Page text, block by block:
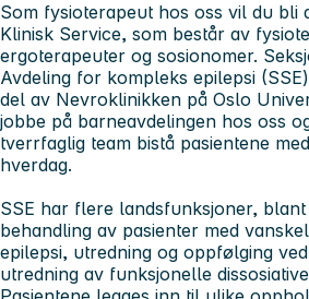
Som fysioterapeut hos oss vil du bli
Klinisk Service, som består av
ergoterapeuter og sosionomer.
Avdeling for kompleks epilepsi
del av Nevroklinikken på Oslo
jobbe på barneavdelingen hos oss
tverrfaglig team bistå pasientene
hverdag.
SSE har flere landsfunksjoner,
behandling av pasienter med
epilepsi, utredning og oppfølging
utredning av funksjonelle